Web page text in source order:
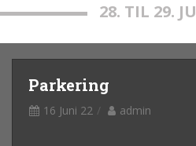
28. TIL 29.
Parkering
16 Juni 22 admin